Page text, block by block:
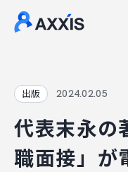
CORPORATE
企業情報
出版 2024.02.05
代表末永の
職面接」が